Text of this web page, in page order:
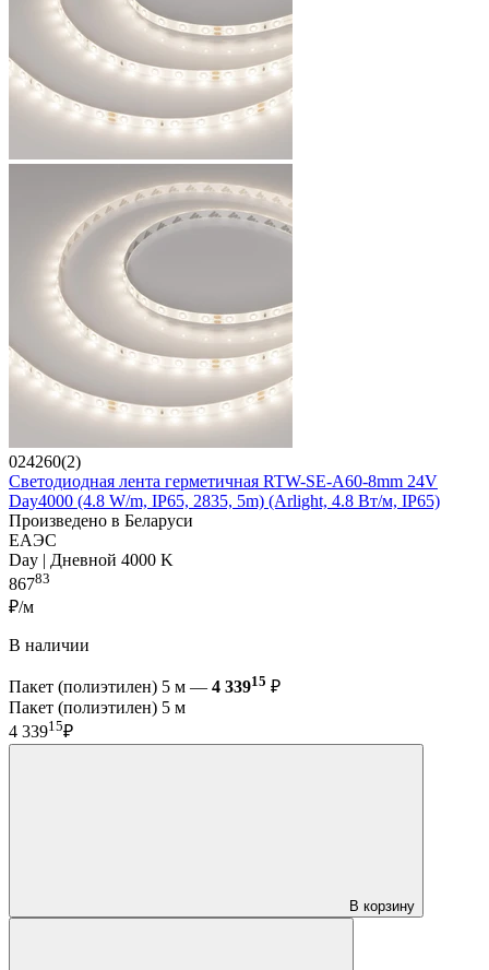
024260(2)
Светодиодная лента герметичная RTW-SE-A60-8mm 24V
Day4000 (4.8 W/m, IP65, 2835, 5m) (Arlight, 4.8 Вт/м, IP65)
Произведено в Беларуси
ЕАЭС
Day | Дневной 4000 K
86783
₽/м
В наличии
Пакет (полиэтилен) 5 м — 4 33915 ₽
Пакет (полиэтилен) 5 м
4 33915₽
В корзину